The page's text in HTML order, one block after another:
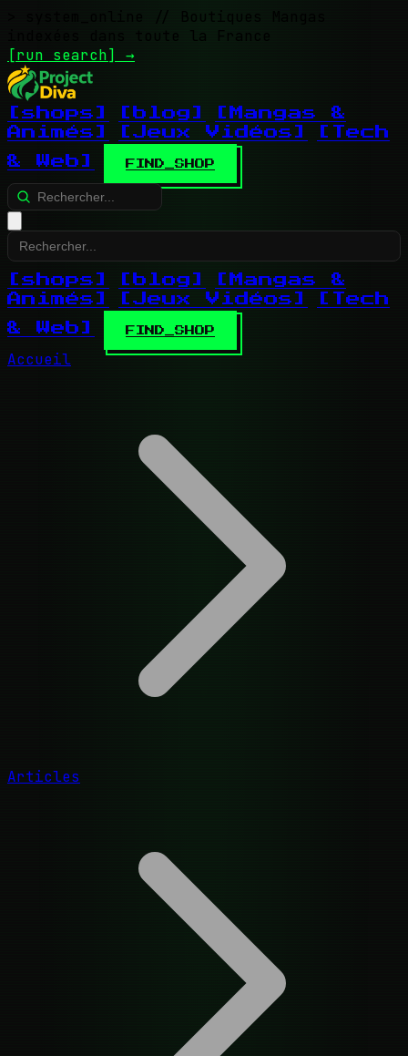
// Boutiques Mangas
indexées dans toute la France
[run search] →
[shops] [blog]
[Mangas &
Animés]
[Jeux Vidéos]
[Tech
& Web]
FIND_SHOP
[shops] [blog]
[Mangas &
Animés]
[Jeux Vidéos]
[Tech
& Web]
FIND_SHOP
Accueil
Articles